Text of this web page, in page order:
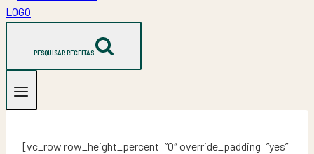
PESQUISAR RECEITAS
[vc_row row_height_percent=”0″ override_padding=”yes”